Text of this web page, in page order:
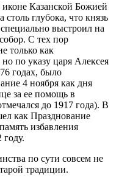
иконе Казанской Божией
глубока, что князь
выстроил на
С тех пор
только как
по указу царя Алексея
годах, было
4 ноября как дня
за ее помощь в
до 1917 года). В
как Празднование
избавления
по сути совсем не
традиции.